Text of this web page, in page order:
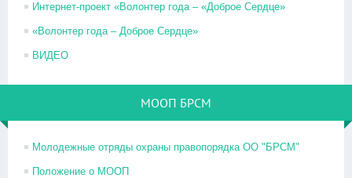
Интернет-проект «Волонтер года – «Доброе Сердце»
«Волонтер года – Доброе Сердце»
ВИДЕО
МООП БРСМ
Молодежные отряды охраны правопорядка ОО "БРСМ"
Положение о МООП